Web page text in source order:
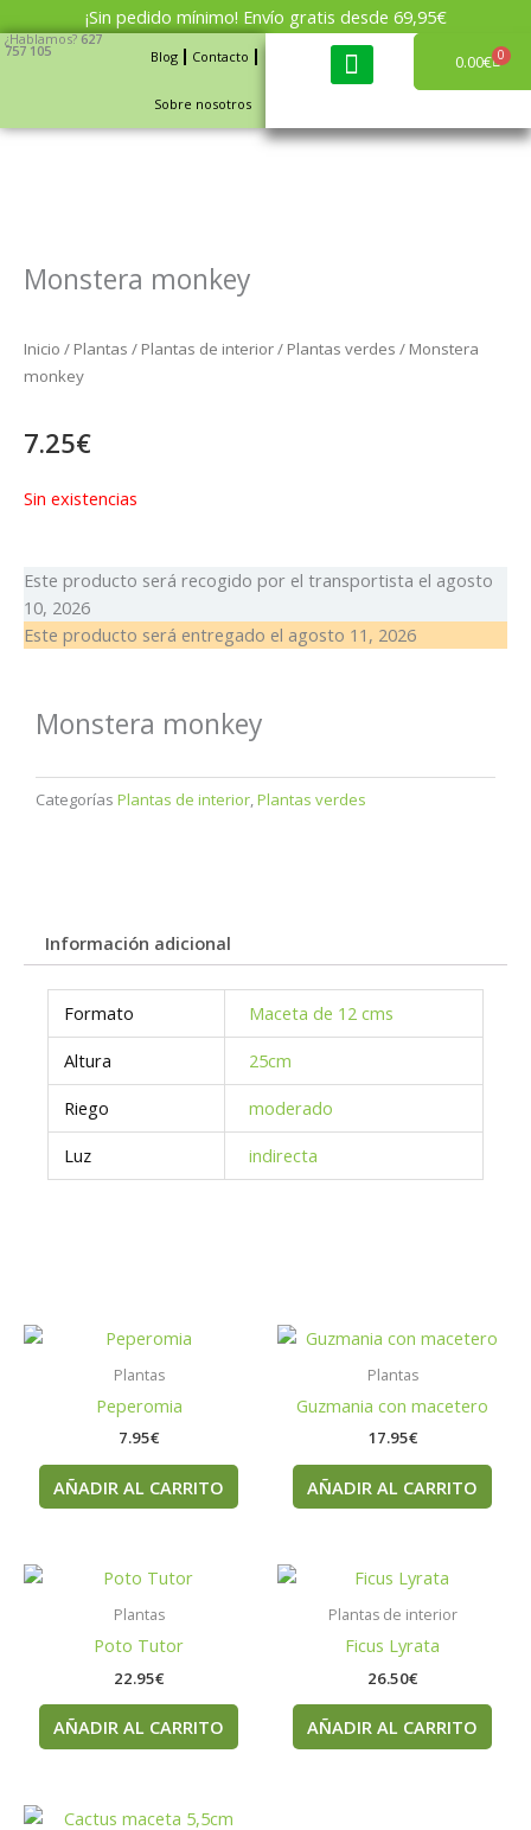
al
¡Sin pedido mínimo! Envío gratis desde 69,95€
¿Hablamos?627
757 105 Blog Contacto
Sobre nosotros
0.00€ 0
Monstera monkey
Inicio / Plantas / Plantas de interior/ Plantas verdes / Monstera
monkey
7.25€
Sin existencias
Este producto será recogido por el transportista el agosto
10, 2026
Este producto será entregado el agosto 11, 2026
Monstera monkey
Categorías Plantas de interior,Plantas verdes
Información adicional
Formato
Maceta de 12 cms
Altura
25cm
Riego
moderado
Luz
indirecta
Plantas
Peperomia
7.95€
AÑADIR AL CARRITO
Plantas
Guzmania con macetero
17.95€
AÑADIR AL CARRITO
Plantas
Poto Tutor
22.95€
AÑADIR AL CARRITO
Plantas de interior
Ficus Lyrata
26.50€
AÑADIR AL CARRITO